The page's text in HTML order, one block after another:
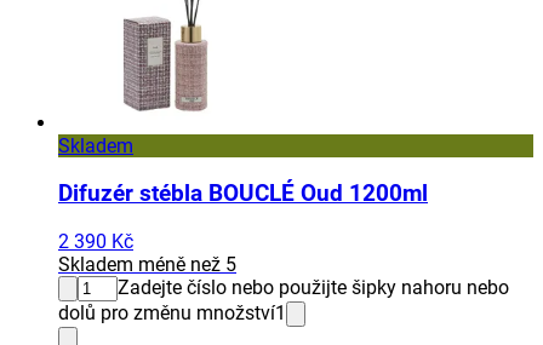
Skladem
Difuzér stébla BOUCLÉ Oud 1200ml
2 390 Kč
Skladem méně než 5
Zadejte číslo nebo použijte šipky nahoru nebo
dolů pro změnu množství1